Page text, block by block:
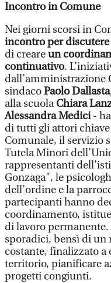
Incontro in Comune
Nei giorni scorsi in
incontro per
di creareun
continuativo.
dall’amministrazione
sindacoPaolo Dallasta
alla scuolaChiara
Alessandra Medici-
di tutti gli attori
Comunale, il servizio
Tutela Minori
rappresentanti
Gonzaga", le
dell’ordine e la
partecipanti hanno
coordinamento,
di lavoro
sporadici, bensì di
costante, finalizzato
territorio, pianificare
progetti congiunti.